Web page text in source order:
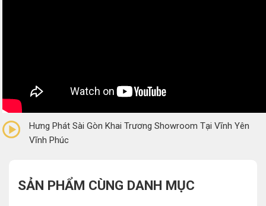
(0 Reviews)
Hưng Phát Sài Gòn Khai Trương Showroom Tại Vĩnh Yên
Vĩnh Phúc
SẢN PHẨM CÙNG DANH MỤC